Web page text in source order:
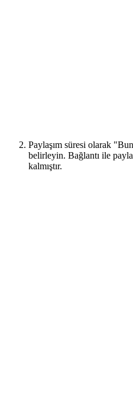
Paylaşım süresi olarak
belirleyin. Bağlantı ile
kalmıştır.